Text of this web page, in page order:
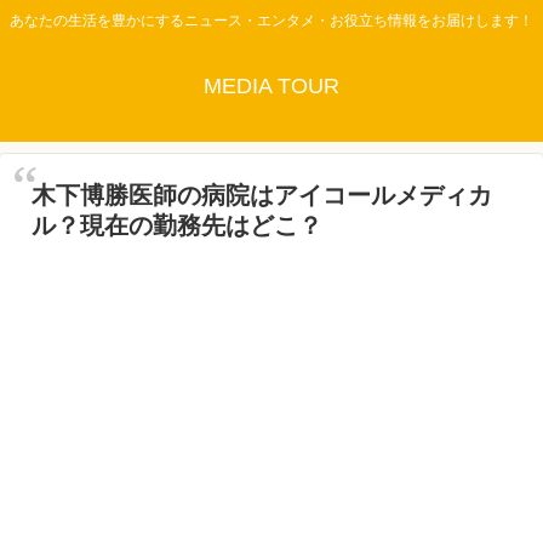
あなたの生活を豊かにするニュース・エンタメ・お役立ち情報をお届けします！
MEDIA TOUR
木下博勝医師の病院はアイコールメディカ
ル？現在の勤務先はどこ？